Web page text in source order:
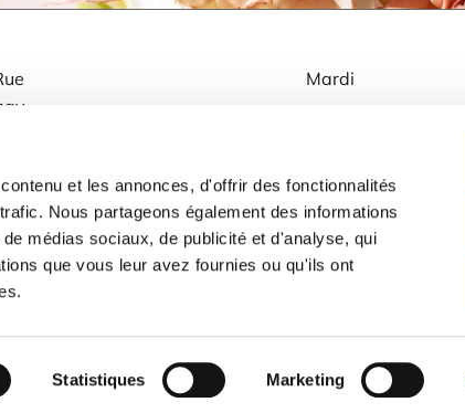
et les annonces, d'offrir des fonctionnalités
Nous partageons également des informations
médias sociaux, de publicité et d'analyse, qui
que vous leur avez fournies ou qu'ils ont
Statistiques Marketing
personnelles et Cookies
Mardi
Jeudi - Samedi
Dimanche